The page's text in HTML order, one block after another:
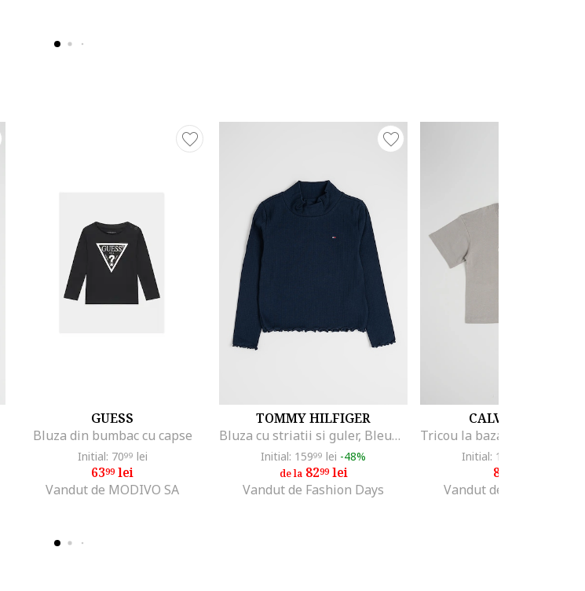
GUESS
Bluza din bumbac cu capse
Initial: 7099 lei
6399lei
Vandut de MODIVO SA
TOMMY HILFIGER
Bluza cu striatii si guler, Bleumarin
Initial: 15999 lei -48%
de la8299lei
Vandut de Fashion Days
CALVIN KLEIN
Initial: 186
84
Vandut de Fashion Days